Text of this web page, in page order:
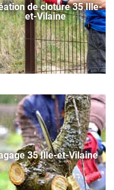
de cloture 35 Ille-
et-Vilaine
35 Ille-et-Vilaine